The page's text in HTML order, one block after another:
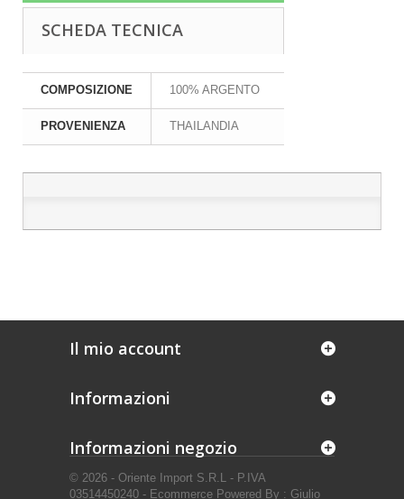
SCHEDA TECNICA
COMPOSIZIONE 100% ARGENTO
PROVENIENZA THAILANDIA
Il mio account
Informazioni
© 2026 - Oriente Import S.R.L - P.IVA
03514450240 - Ecommerce Powered By : Giulio
Informazioni negozio